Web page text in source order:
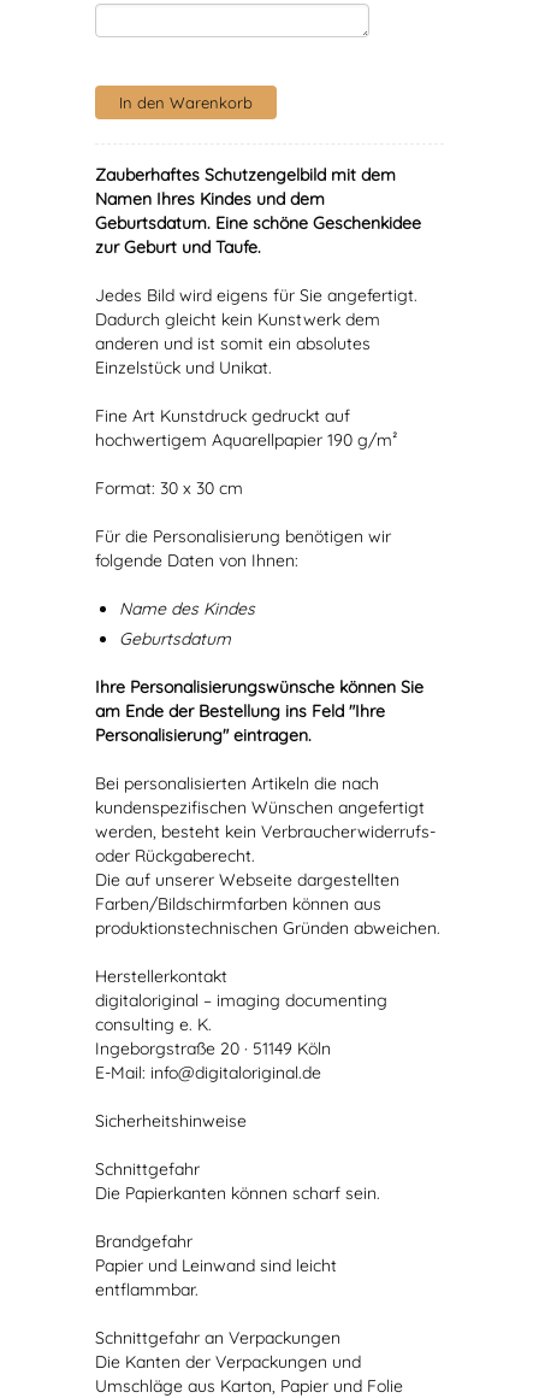
Zauberhaftes Schutzengelbild mit dem
Namen Ihres Kindes und dem
Geburtsdatum. Eine schöne Geschenkidee
zur Geburt und Taufe.
Jedes Bild wird eigens für Sie angefertigt.
Dadurch gleicht kein Kunstwerk dem
anderen und ist somit ein absolutes
Einzelstück und Unikat.
Fine Art Kunstdruck gedruckt auf
hochwertigem Aquarellpapier 190 g/m²
Format: 30 x 30 cm
Für die Personalisierung benötigen wir
folgende Daten von Ihnen:
Name des Kindes
Geburtsdatum
Ihre Personalisierungswünsche können Sie
am Ende der Bestellung ins Feld "Ihre
Personalisierung" eintragen.
Bei personalisierten Artikeln die nach
kundenspezifischen Wünschen angefertigt
werden, besteht kein Verbraucherwiderrufs-
oder Rückgaberecht.
Die auf unserer Webseite dargestellten
Farben/Bildschirmfarben können aus
produktionstechnischen Gründen abweichen.
Herstellerkontakt
digitaloriginal – imaging documenting
consulting e. K.
Ingeborgstraße 20 · 51149 Köln
E-Mail: info@digitaloriginal.de
Sicherheitshinweise
Schnittgefahr
Die Papierkanten können scharf sein.
Brandgefahr
Papier und Leinwand sind leicht
entflammbar.
Schnittgefahr an Verpackungen
Die Kanten der Verpackungen und
Umschläge aus Karton, Papier und Folie